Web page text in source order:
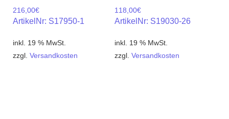
216,00€
ArtikelNr: S17950-1
inkl. 19 % MwSt.
zzgl. Versandkosten
118,00€
ArtikelNr: S19030-26
inkl. 19 % MwSt.
zzgl. Versandkosten